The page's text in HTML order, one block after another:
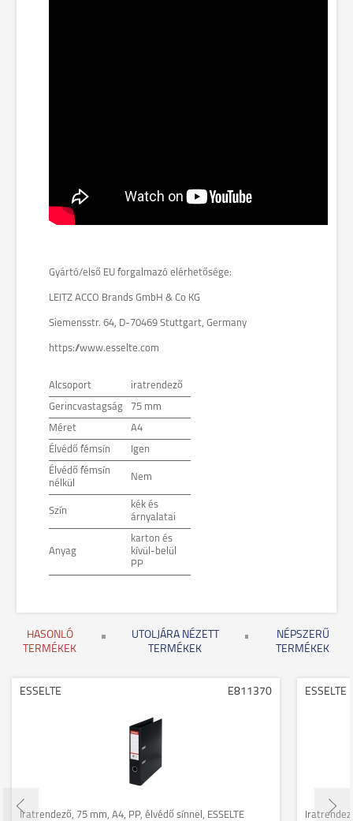
Gyártó/első EU forgalmazó elérhetősége:
LEITZ ACCO Brands GmbH & Co KG
Siemensstr. 64, D-70469 Stuttgart, Germany
https://www.esselte.com
Alcsoport iratrendező
Gerincvastagság 75 mm
Méret A4
Élvédő fémsín Igen
Élvédő fémsín
nélkül
Nem
Szín
kék és
árnyalatai
Anyag
karton és
kívül-belül
PP
HASONLÓ
TERMÉKEK
UTOLJÁRA NÉZETT
TERMÉKEK
NÉPSZERŰ
TERMÉKEK
ESSELTE E811370
Iratrendező, 75 mm, A4, PP, élvédő sínnel, ESSELTE
ESSELTE